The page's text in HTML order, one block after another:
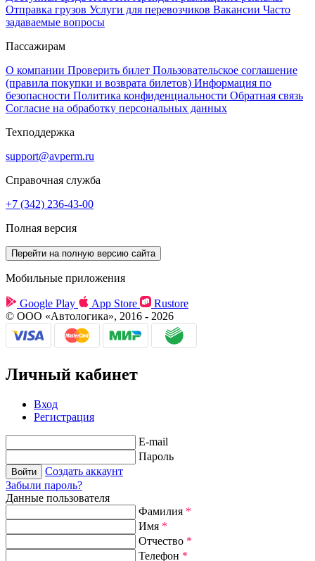
Отправка грузов Услуги для перевозчиков Вакансии Часто
задаваемые вопросы
Пассажирам
О компании Проверить билет Пользовательское соглашение
(правила покупки и возврата билетов) Информация по
безопасности Политика конфиденциальности Обратная связь
Согласие на обработку персональных данных
Техподдержка
support@avperm.ru
Справочная служба
+7 (342) 236-43-00
Полная версия
Мобильные приложения
Google Play App Store
Rustore
© ООО «Автологика», 2016 - 2026
Личный кабинет
Вход
Регистрация
E-mail
Пароль
Создать аккаунт
Забыли пароль?
Данные пользователя
Фамилия *
Имя *
Отчество *
Телефон *